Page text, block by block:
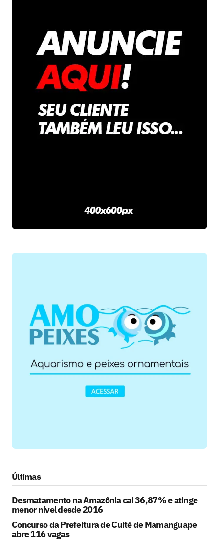
Últimas
Desmatamento na Amazônia cai 36,87% e atinge
menor nível desde 2016
Concurso da Prefeitura de Cuité de Mamanguape
abre 116 vagas